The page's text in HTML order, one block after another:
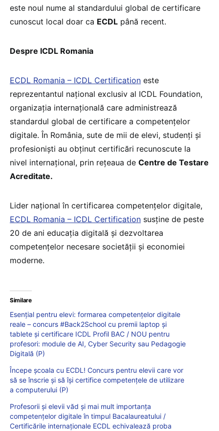
este noul nume al standardului global de certificare
cunoscut local doar ca ECDL până recent.
Despre ICDL Romania
ECDL Romania – ICDL Certification este
reprezentantul național exclusiv al ICDL Foundation,
organizația internațională care administrează
standardul global de certificare a competențelor
digitale. În România, sute de mii de elevi, studenți și
profesioniști au obținut certificări recunoscute la
nivel internațional, prin rețeaua de Centre de Testare
Acreditate.
Lider național în certificarea competențelor digitale,
ECDL Romania – ICDL Certification susține de peste
20 de ani educația digitală și dezvoltarea
competențelor necesare societății și economiei
moderne.
Similare
Esențial pentru elevi: formarea competențelor digitale
reale – concurs #Back2School cu premii laptop și
tablete și certificare ICDL Profil BAC / NOU pentru
profesori: module de AI, Cyber Security sau Pedagogie
Digitală (P)
Începe școala cu ECDL! Concurs pentru elevii care vor
să se înscrie şi să îşi certifice competenţele de utilizare
a computerului (P)
Profesorii și elevii văd și mai mult importanța
competențelor digitale în timpul Bacalaureatului /
Certificările internaționale ECDL echivalează proba